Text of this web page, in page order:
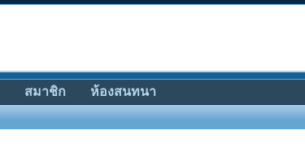
สมาชิก ห้องสนทนา